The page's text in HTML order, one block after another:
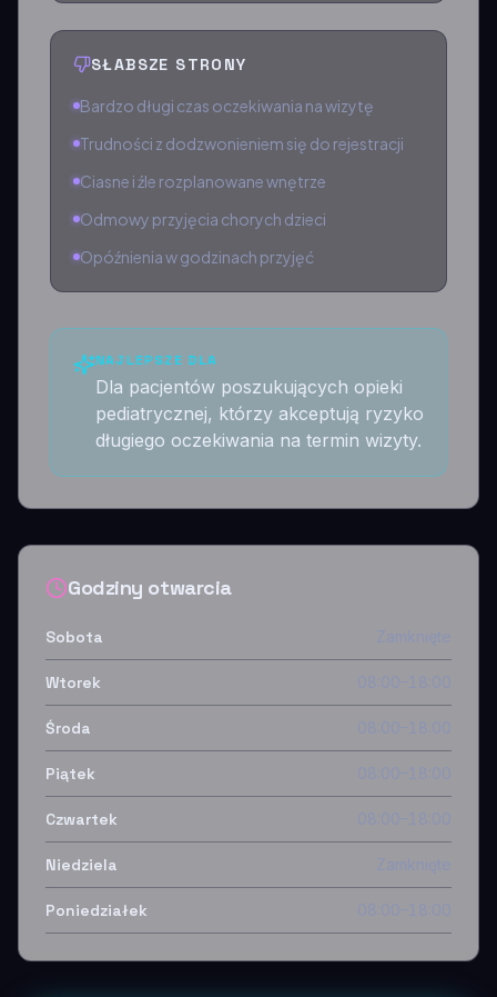
SŁABSZE STRONY
Bardzo długi czas oczekiwania na wizytę
Trudności z dodzwonieniem się do rejestracji
Ciasne i źle rozplanowane wnętrze
Odmowy przyjęcia chorych dzieci
Opóźnienia w godzinach przyjęć
NAJLEPSZE DLA
Dla pacjentów poszukujących opieki
pediatrycznej, którzy akceptują ryzyko
długiego oczekiwania na termin wizyty.
Godziny otwarcia
Sobota
Wtorek
Środa
Piątek
Czwartek
Niedziela
Poniedziałek